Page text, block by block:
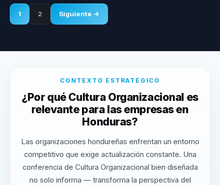
1 2 Siguiente →
CONTEXTO ESTRATÉGICO
¿Por qué Cultura Organizacional es
relevante para las empresas en
Honduras?
Las organizaciones hondureñas enfrentan un entorno
competitivo que exige actualización constante. Una
conferencia de Cultura Organizacional bien diseñada
no solo informa — transforma la perspectiva del